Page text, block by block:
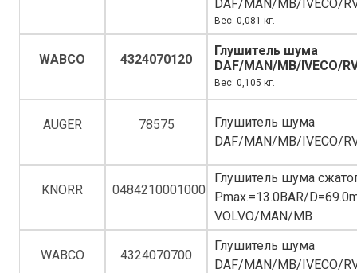
DAF/MAN/MB/IVECO/
Вес: 0,081 кг.
WABCO 4324070120
Глушитель шума
DAF/MAN/MB/IVECO/
Вес: 0,105 кг.
AUGER 78575
Глушитель шума
DAF/MAN/MB/IVECO/
KNORR 0484210001000
Глушитель шума
Pmax.=13.0BAR/
VOLVO/MAN/MB
WABCO 4324070700
Глушитель шума
DAF/MAN/MB/IVECO/